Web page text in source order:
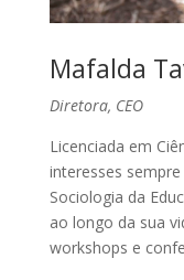
Mafalda
Diretora, CEO
Licenciada em
interesses
Sociologia da
ao longo da sua
workshops e